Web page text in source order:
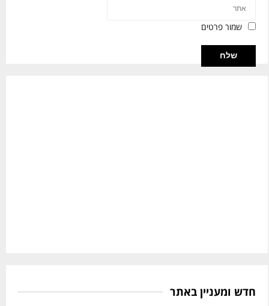
שמור פרטים
חדש ומעניין באתר